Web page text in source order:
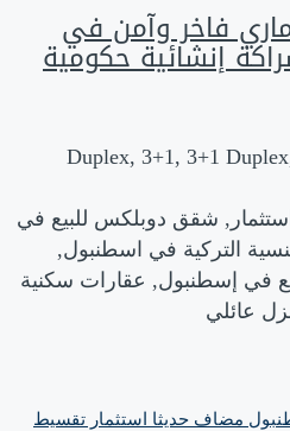
فاخر وآمن في
إنشائية حكومية
2+1, 2+1 Duplex, 3+1, 3+1
شقق دوبلكس للبيع في
التركية في اسطنبول,
في إسطنبول, عقارات سكنية
عائلي
مضاف حديثا استثمار تقسيط